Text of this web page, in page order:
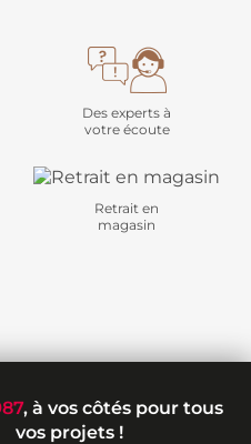
Des experts à
votre écoute
Retrait en
magasin
, à vos côtés pour tous
vos projets !